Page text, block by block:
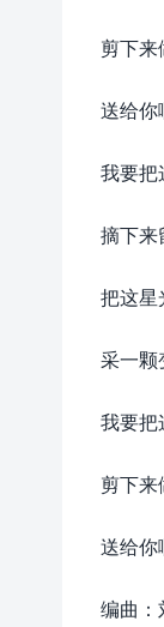
剪下来
送给你
我要把
摘下来
把这星
采一颗
我要把
剪下来
送给你
编曲：